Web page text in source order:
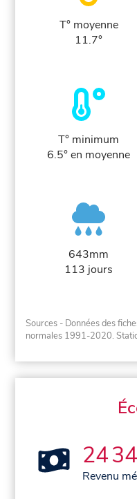
T° moyenne
11.7°
T° minimum
6.5° en moyenne
643mm
113 jours
Sources - Données des
normales 1991-2020.
24
Revenu